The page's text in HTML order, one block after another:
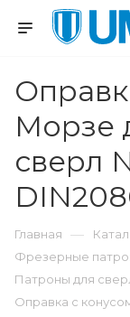
Морзе
сверл
Главная —
Фрезерные
Патроны для
Оправка с